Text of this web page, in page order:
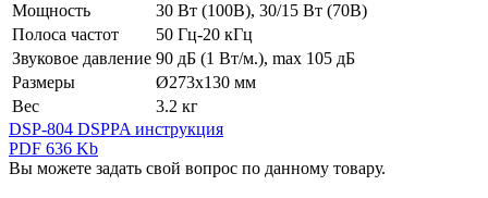
Мощность
30 Вт (100В), 30/15 Вт (70В)
Полоса частот
50 Гц-20 кГц
Звуковое давление 90 дБ (1 Вт/м.), max 105 дБ
Размеры
Ø273х130 мм
Вес
3.2 кг
DSP-804 DSPPA инструкция
PDF 636 Kb
Вы можете задать свой вопрос по данному товару.